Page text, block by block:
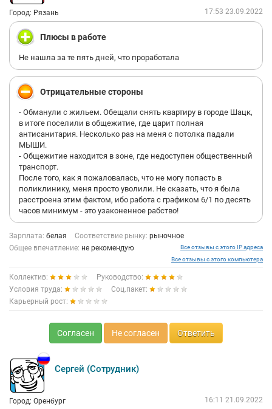
Город: Рязань 17:53 23.09.2022
Плюсы в работе
Не нашла за те пять дней, что проработала
Отрицательные стороны
- Обманули с жильем. Обещали снять квартиру в городе Шацк,
в итоге поселили в общежитие, где царит полная
антисанитария. Несколько раз на меня с потолка падали
МЫШИ.
- Общежитие находится в зоне, где недоступен общественный
транспорт.
После того, как я пожаловалась, что не могу попасть в
поликлинику, меня просто уволили. Не сказать, что я была
расстроена этим фактом, ибо работа с графиком 6/1 по десять
часов минимум - это узаконенное рабство!
Зарплата: белая Соответствие рынку: рыночное
Общее впечатление: не рекомендую
Все отзывы с этого IP адреса
Все отзывы с этого компьютера
Коллектив:
Руководство:
Условия труда:
Соц.пакет:
Карьерный рост:
Согласен Не согласен Ответить
Сергей (Сотрудник)
Город: Оренбург 16:11 21.09.2022